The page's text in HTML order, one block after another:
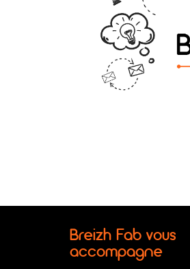
Breizh Fab vous
accompagne